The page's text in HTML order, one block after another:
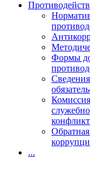
Формы
...